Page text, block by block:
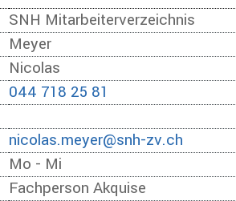
SNH Mitarbeiterverzeichnis
Meyer
Nicolas
044 718 25 81
nicolas.meyer@snh-zv.ch
Mo - Mi
Fachperson Akquise